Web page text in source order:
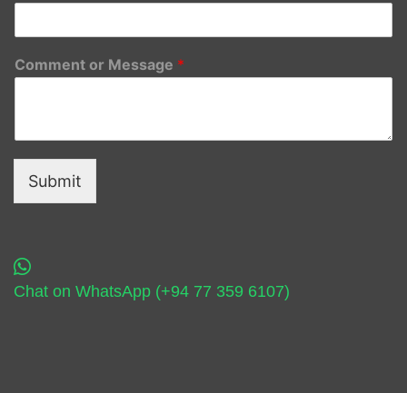
Comment or Message *
Submit
Chat on WhatsApp (+94 77 359 6107)